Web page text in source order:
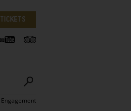
TICKETS
Engagement